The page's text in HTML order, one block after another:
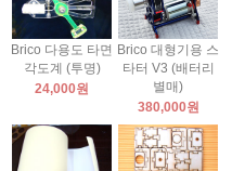
Brico 다용도 타면
각도계 (투명)
24,000원
Brico 대형기용 스
타터 V3 (배터리
별매)
380,000원